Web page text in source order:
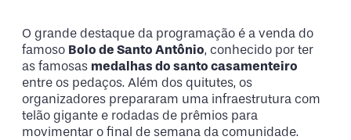
O grande destaque da programação é a venda do
famoso Bolo de Santo Antônio, conhecido por ter
as famosas medalhas do santo casamenteiro
entre os pedaços. Além dos quitutes, os
organizadores prepararam uma infraestrutura com
telão gigante e rodadas de prêmios para
movimentar o final de semana da comunidade.